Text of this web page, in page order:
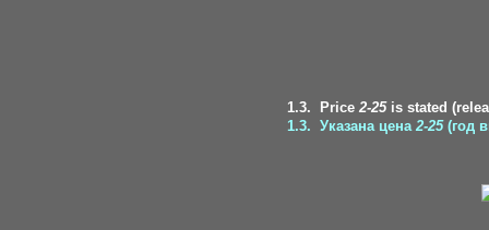
1.3. Price 2-25is stated
1.3. Указана цена 2-25(год